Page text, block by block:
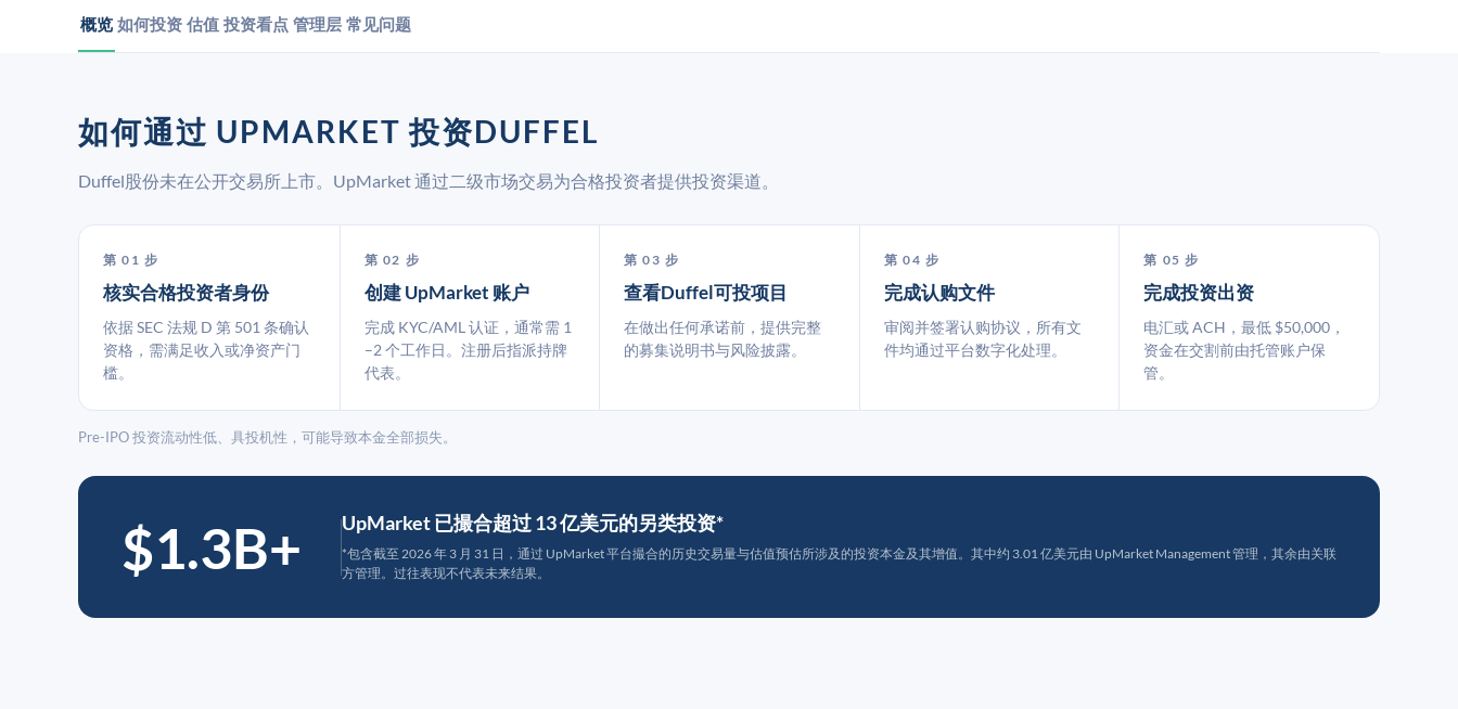
概览 如何投资 估值 投资看点 管理层 常见问题
如何通过 UPMARKET 投资DUFFEL
Duffel股份未在公开交易所上市。UpMarket 通过二级市场交易为合格投资者提供投资渠道。
第 01 步
核实合格投资者身份
依据 SEC 法规 D 第 501 条确认
资格，需满足收入或净资产门
槛。
第 02 步
创建 UpMarket 账户
完成 KYC/AML 认证，通常需 1
–2 个工作日。注册后指派持牌
代表。
第 03 步
查看Duffel可投项目
在做出任何承诺前，提供完整
的募集说明书与风险披露。
第 04 步
完成认购文件
审阅并签署认购协议，所有文
件均通过平台数字化处理。
第 05 步
完成投资出资
电汇或 ACH，最低 $50,000，
资金在交割前由托管账户保
管。
Pre-IPO 投资流动性低、具投机性，可能导致本金全部损失。
$1.3B+ UpMarket 已撮合超过 13 亿美元的另类投资*
*包含截至 2026 年 3 月 31 日，通过 UpMarket 平台撮合的历史交易量与估值预估所涉及的投资本金及其增值。其中约 3.01 亿美元由 UpMarket Management 管理，其余由关联
方管理。过往表现不代表未来结果。